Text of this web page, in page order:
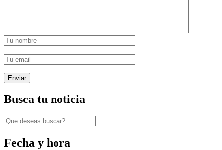
Busca tu noticia
Fecha y hora